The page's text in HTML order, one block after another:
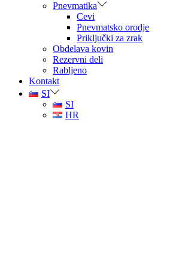
Pnevmatika
Cevi
Pnevmatsko orodje
Priključki za zrak
Obdelava kovin
Rezervni deli
Rabljeno
Kontakt
SI
SI
HR